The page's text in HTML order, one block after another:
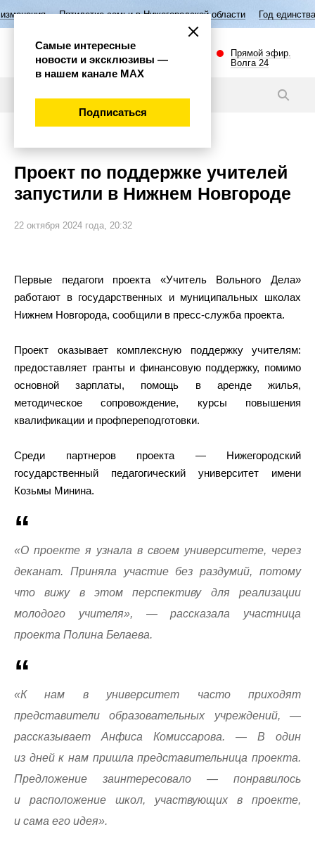
Пятилетие семьи в Нижегородской области Год единства народов
Прямой эфир.
Волга 24
Проект по поддержке учителей
запустили в Нижнем Новгороде
22 октября 2024 года, 20:32
Первые педагоги проекта «Учитель Вольного Дела»
работают в государственных и муниципальных школах
Нижнем Новгорода, сообщили в пресс-служба проекта.
Проект оказывает комплексную поддержку учителям:
предоставляет гранты и финансовую поддержку, помимо
основной зарплаты, помощь в аренде жилья,
методическое сопровождение, курсы повышения
квалификации и профпереподготовки.
Среди партнеров проекта — Нижегородский
государственный педагогический университет имени
Козьмы Минина.
«О проекте я узнала в своем университете, через
деканат. Приняла участие без раздумий, потому
что вижу в этом перспективу для реализации
молодого учителя», — рассказала участница
проекта Полина Белаева.
«К нам в университет часто приходят
представители образовательных учреждений, —
рассказывает Анфиса Комиссарова. — В один
из дней к нам пришла представительница проекта.
Предложение заинтересовало — понравилось
и расположение школ, участвующих в проекте,
и сама его идея».
Самые интересные
новости и эксклюзивы —
в нашем канале МАХ
Подписаться